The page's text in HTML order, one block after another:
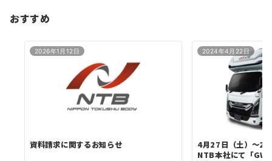
おすすめ
2026年1月12日
資料請求に関するお知らせ
2024年4月22日
4月27日（土）～28
NTB本社にて「GW